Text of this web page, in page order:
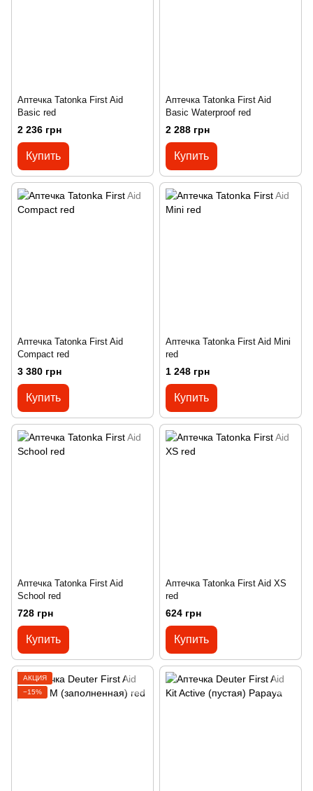
Аптечка Tatonka First Aid
Basic red
2 236 грн
Купить
Аптечка Tatonka First Aid
Basic Waterproof red
2 288 грн
Купить
Аптечка Tatonka First Aid
Compact red
3 380 грн
Купить
Аптечка Tatonka First Aid Mini
red
1 248 грн
Купить
Аптечка Tatonka First Aid
School red
728 грн
Купить
Аптечка Tatonka First Aid XS
red
624 грн
Купить
АКЦИЯ
−15%